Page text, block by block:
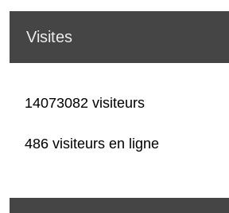
Visites
14073082 visiteurs
486 visiteurs en ligne